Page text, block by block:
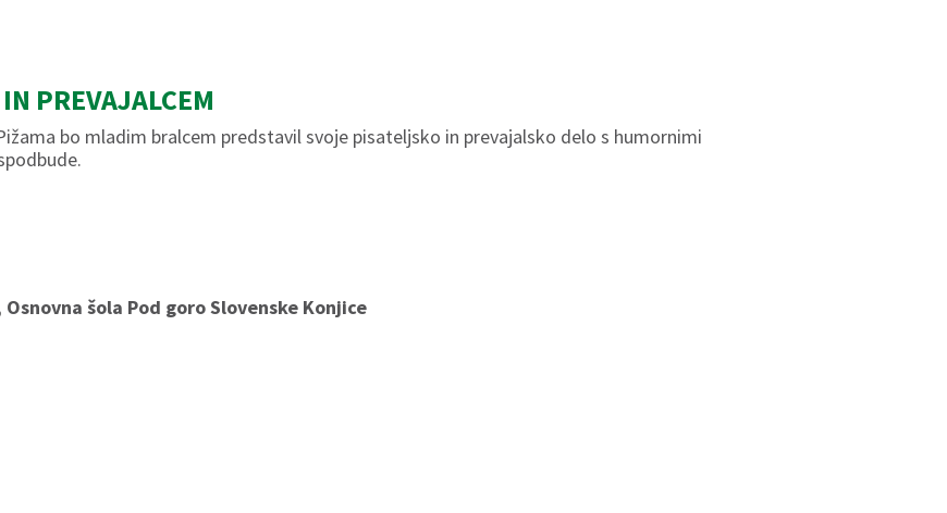
PREVAJALCEM
bo mladim bralcem predstavil svoje pisateljsko in prevajalsko delo s humornimi
šola Pod goro Slovenske Konjice